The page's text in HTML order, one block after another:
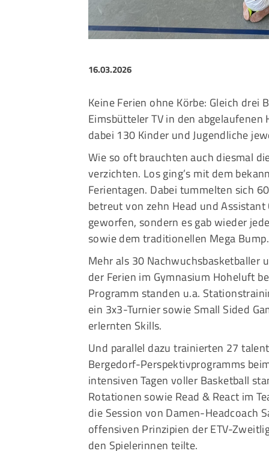
16.03.2026
Keine Ferien ohne Körbe: Gleich drei
Eimsbütteler TV in den
dabei 130 Kinder und Jugendliche
Wie so oft brauchten auch diesmal
verzichten. Los ging’s mit dem
Ferientagen. Dabei tummelten sich
betreut von zehn Head und
geworfen, sondern es gab wieder
sowie dem traditionellen Mega Bump.
Mehr als 30 Nachwuchsbasketballer
der Ferien im Gymnasium Hoheluft
Programm standen u.a.
ein 3x3-Turnier sowie Small Sided
erlernten Skills.
Und parallel dazu trainierten 27
Bergedorf-Perspektivprogramms
intensiven Tagen voller Basketball
Rotationen sowie Read & React im
die Session von Damen-Headcoach
offensiven Prinzipien der ETV-
den Spielerinnen teilte.
Deutsches Sportabzeichen